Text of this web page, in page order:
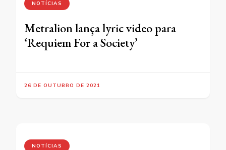
NOTÍCIAS
Metralion lança lyric video para
‘Requiem For a Society’
26 DE OUTUBRO DE 2021
NOTÍCIAS